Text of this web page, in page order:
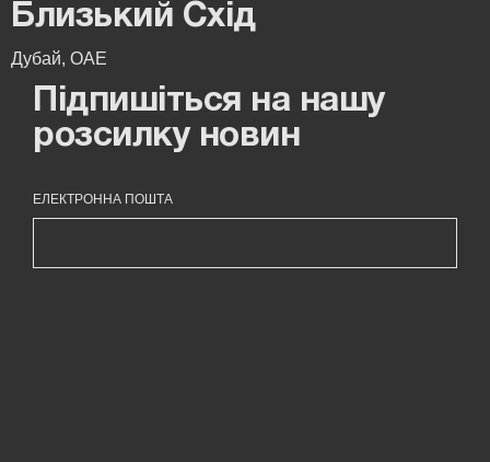
Близький Схід
Дубай, ОАЕ
Підпишіться на нашу
розсилку новин
ЕЛЕКТРОННА ПОШТА